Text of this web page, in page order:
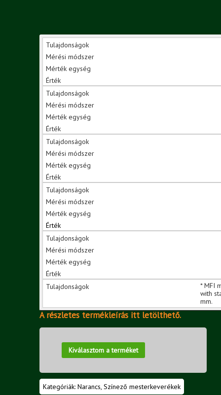
* MFI
with
mm.
A részletes termékleírás itt letölthető.
Kiválasztom a terméket
Kategóriák: Narancs Színező mesterkeverékek